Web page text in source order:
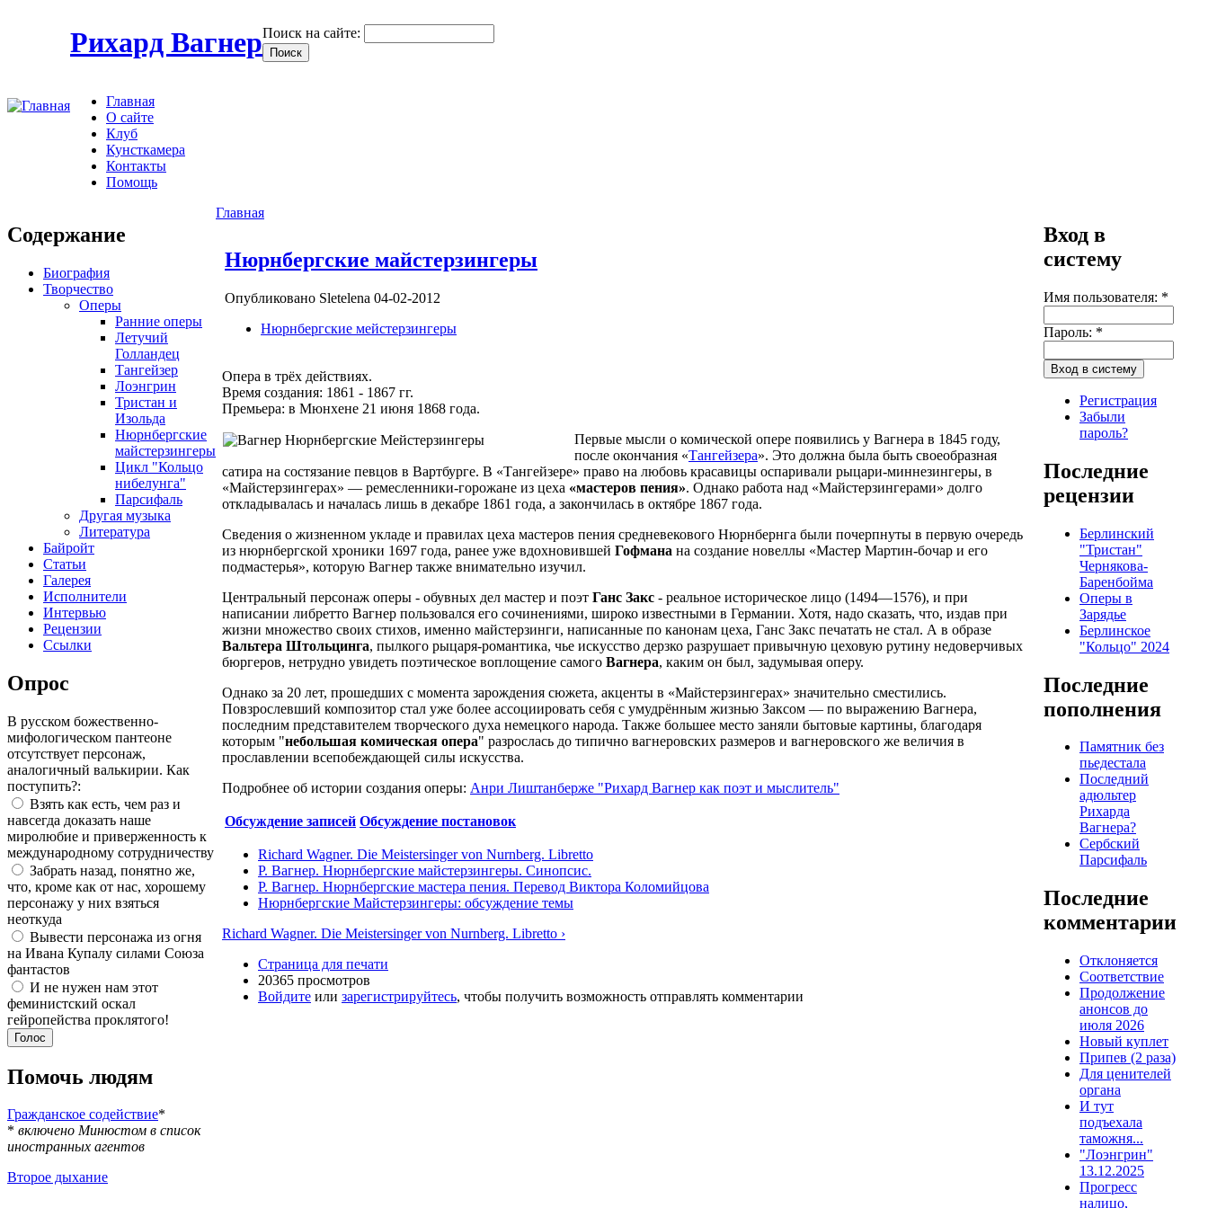
Рихард ВагнерПоиск на сайте:
Главная
О сайте
Клуб
Кунсткамера
Контакты
Помощь
Содержание
Биография
Творчество
Оперы
Ранние оперы
Летучий
Голландец
Тангейзер
Лоэнгрин
Тристан и
Изольда
Нюрнбергские
майстерзингеры
Цикл "Кольцо
нибелунга"
Парсифаль
Другая музыка
Литература
Байройт
Статьи
Галерея
Исполнители
Интервью
Рецензии
Ссылки
Опрос
В русском божественно-
мифологическом пантеоне
отсутствует персонаж,
аналогичный валькирии. Как
поступить?:
Взять как есть, чем раз и
навсегда доказать наше
миролюбие и приверженность к
международному сотрудничеству
Забрать назад, понятно же,
что, кроме как от нас, хорошему
персонажу у них взяться
неоткуда
Вывести персонажа из огня
на Ивана Купалу силами Союза
фантастов
И не нужен нам этот
феминистский оскал
гейропейства проклятого!
Помочь людям
Гражданское содействие*
* включено Минюстом в список
иностранных агентов
Второе дыхание
Главная
Нюрнбергские майстерзингеры
Опубликовано Sletelena 04-02-2012
Нюрнбергские мейстерзингеры
Опера в трёх действиях.
Время создания: 1861 - 1867 гг.
Премьера: в Мюнхене 21 июня 1868 года.
Первые мысли о комической опере появились у Вагнера в 1845 году,
после окончания «Тангейзера». Это должна была быть своеобразная
сатира на состязание певцов в Вартбурге. В «Тангейзере» право на любовь красавицы оспаривали рыцари-миннезингеры, в
«Майстерзингерах» — ремесленники-горожане из цеха «мастеров пения». Однако работа над «Майстерзингерами» долго
откладывалась и началась лишь в декабре 1861 года, а закончилась в октябре 1867 года.
Сведения о жизненном укладе и правилах цеха мастеров пения средневекового Нюрнбернга были почерпнуты в первую очередь
из нюрнбергской хроники 1697 года, ранее уже вдохновившей Гофмана на создание новеллы «Мастер Мартин-бочар и его
подмастерья», которую Вагнер также внимательно изучил.
Центральный персонаж оперы - обувных дел мастер и поэт Ганс Закс - реальное историческое лицо (1494—1576), и при
написании либретто Вагнер пользовался его сочинениями, широко известными в Германии. Хотя, надо сказать, что, издав при
жизни множество своих стихов, именно майстерзинги, написанные по канонам цеха, Ганс Закс печатать не стал. А в образе
Вальтера Штольцинга, пылкого рыцаря-романтика, чье искусство дерзко разрушает привычную цеховую рутину недоверчивых
бюргеров, нетрудно увидеть поэтическое воплощение самого Вагнера, каким он был, задумывая оперу.
Однако за 20 лет, прошедших с момента зарождения сюжета, акценты в «Майстерзингерах» значительно сместились.
Повзрослевший композитор стал уже более ассоциировать себя с умудрённым жизнью Заксом — по выражению Вагнера,
последним представителем творческого духа немецкого народа. Также большее место заняли бытовые картины, благодаря
которым "небольшая комическая опера" разрослась до типично вагнеровских размеров и вагнеровского же величия в
прославлении всепобеждающей силы искусства.
Подробнее об истории создания оперы: Анри Лиштанберже "Рихард Вагнер как поэт и мыслитель"
Обсуждение записей Обсуждение постановок
Richard Wagner. Die Meistersinger von Nurnberg. Libretto
Р. Вагнер. Нюрнбергские майстерзингеры. Синопсис.
Р. Вагнер. Нюрнбергские мастера пения. Перевод Виктора Коломийцова
Нюрнбергские Майстерзингеры: обсуждение темы
Richard Wagner. Die Meistersinger von Nurnberg. Libretto ›
Страница для печати
20365 просмотров
Войдите или зарегистрируйтесь, чтобы получить возможность отправлять комментарии
Вход в
систему
Имя пользователя: *
Пароль: *
Регистрация
Забыли
пароль?
Последние
рецензии
Берлинский
"Тристан"
Чернякова-
Баренбойма
Оперы в
Зарядье
Берлинское
"Кольцо" 2024
Последние
пополнения
Памятник без
пьедестала
Последний
адюльтер
Рихарда
Вагнера?
Сербский
Парсифаль
Последние
комментарии
Отклоняется
Соответствие
Продолжение
анонсов до
июля 2026
Новый куплет
Припев (2 раза)
Для ценителей
органа
И тут
подъехала
таможня...
"Лоэнгрин"
13.12.2025
Прогресс
налицо,